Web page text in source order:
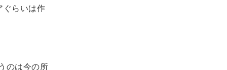
ぐらいは作
のは今の所